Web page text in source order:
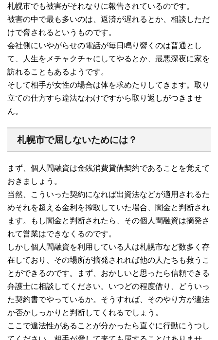
札幌市でも被害がそれなりに報告されているのです。
被害の中で最も多いのは、返済が遅れるとか、相談しただ
けで脅されるというものです。
会社側にいやがらせの電話が毎日鳴り響くのは普通とし
て、人生をメチャクチャにしてやるとか、最悪深夜に家を
訪れることもあるようです。
そして相手が女性の場合は体を求めたりしてきます。取り
立ての仕方すら違法なわけですから取り返しがつきませ
ん。
札幌市で屈しないためには？
まず、個人間融資は金銭消費貸借契約であることを覚えて
おきましょう。
当然、こういった契約になれば出資法などが適用されるた
めそれを超える金利を搾取していた場合、闇金と判断され
ます。もし闇金と判断されたら、その個人間融資は摘発さ
れて営業はできなくるのです。
しかし個人間融資を利用している人は札幌市など数多く存
在しており、その場所が摘発されれば他の人たちも救うこ
とができるのです。まず、おかしいと思ったら信頼できる
弁護士に相談してください。いつどの程度借り、どういっ
た契約書でやっているか。そうすれば、そのやり方が違法
か否かしっかりと判断してくれるでしょう。
ここで違法性があることが分かったら直ぐに行動にうつし